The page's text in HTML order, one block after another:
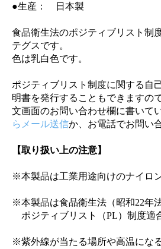
●生産： 日本製
食品衛生法のポジティブリスト制
テグスです。
色は乳白色です。
ポジティブリスト制度に関する自
明書を発行することもできますの
文画面のお問い合わせ欄に書いて
らメール送信か、お電話でお問い
【取り扱い上の注意】
※本製品は工業用途向けのナイロ
※本製品は食品衛生法（昭和22年
ポジティブリスト（PL）制度適
※紫外線が当たる場所や高温にな